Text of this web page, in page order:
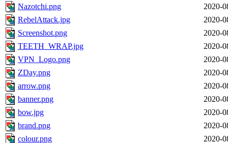
Nazotchi.png
2020-
RebelAttack.jpg
2020-
Screenshot.png
2020-
TEETH_WRAP.jpg
2020-
VPN_Logo.png
2020-
ZDay.png
2020-
arrow.png
2020-
banner.png
2020-
bow.jpg
2020-
brand.png
2020-
colour.png
2020-